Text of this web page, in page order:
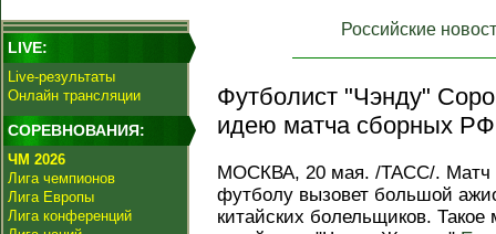
LIVE:
Live-результаты
Онлайн трансляции
СОРЕВНОВАНИЯ:
ЧМ 2026
Лига чемпионов
Лига Европы
Лига конференций
Российские
Футболист "Чэнду"
идею матча сборных
МОСКВА, 20 мая. /ТАСС/. Матч
футболу вызовет большой
китайских болельщиков.